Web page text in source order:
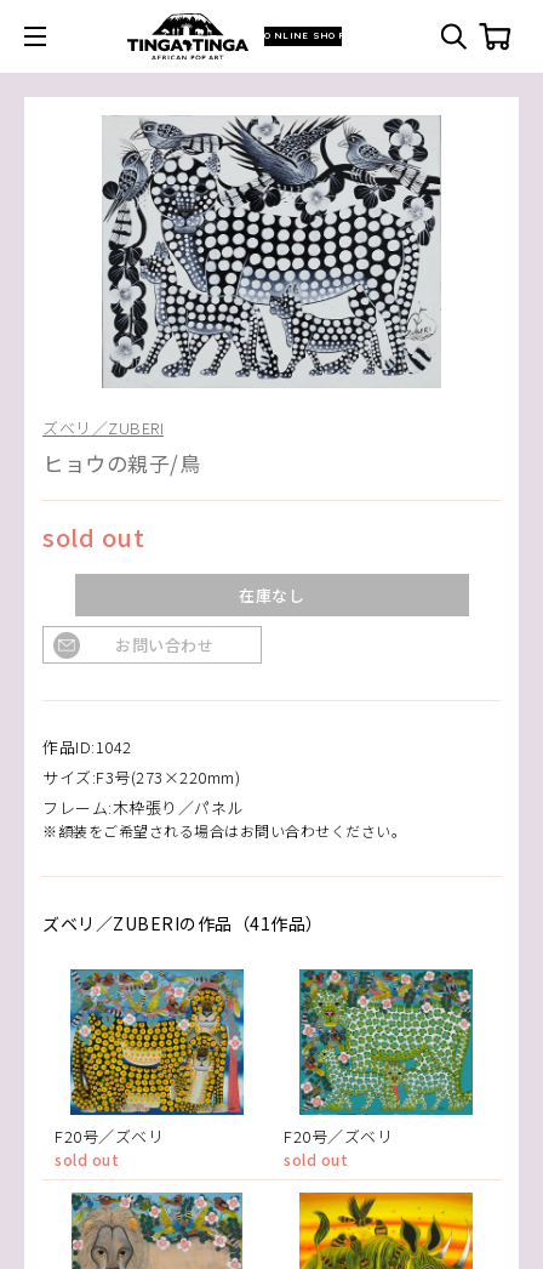
ONLINE SHOP
ズベリ／ZUBERI
ヒョウの親子/鳥
sold out
在庫なし
お問い合わせ
作品ID:1042
サイズ:F3号(273×220mm)
フレーム:木枠張り／パネル
※額装をご希望される場合はお問い合わせください。
ズベリ／ZUBERIの作品（41作品）
F20号／ズベリ
sold out
F20号／ズベリ
sold out